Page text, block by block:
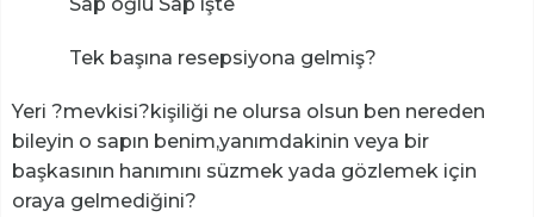
Tek başına resepsiyona gelmiş?
Yeri ?mevkisi?kişiliği ne olursa olsun ben nereden
bileyin o sapın benim,yanımdakinin veya bir
başkasının hanımını süzmek yada gözlemek için
oraya gelmediğini?